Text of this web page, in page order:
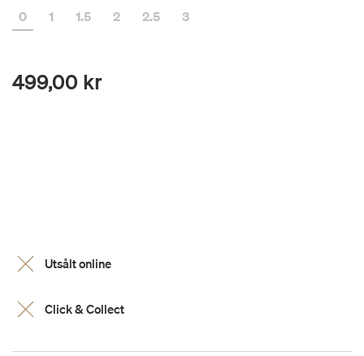
0
1 1.5 2 2.5 3
499,00 kr
Utsålt online
Click & Collect